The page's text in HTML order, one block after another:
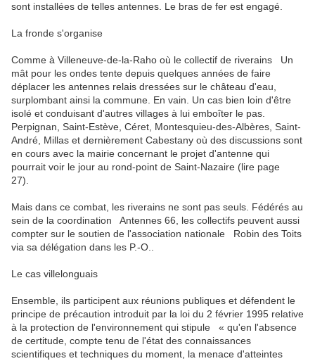
sont installées de telles antennes. Le bras de fer est engagé.
La fronde s'organise
Comme à Villeneuve-de-la-Raho où le collectif de riverains Un
mât pour les ondes tente depuis quelques années de faire
déplacer les antennes relais dressées sur le château d'eau,
surplombant ainsi la commune. En vain. Un cas bien loin d'être
isolé et conduisant d'autres villages à lui emboîter le pas.
Perpignan, Saint-Estève, Céret, Montesquieu-des-Albères, Saint-
André, Millas et dernièrement Cabestany où des discussions sont
en cours avec la mairie concernant le projet d'antenne qui
pourrait voir le jour au rond-point de Saint-Nazaire (lire page
27).
Mais dans ce combat, les riverains ne sont pas seuls. Fédérés au
sein de la coordination Antennes 66, les collectifs peuvent aussi
compter sur le soutien de l'association nationale Robin des Toits
via sa délégation dans les P.-O..
Le cas villelonguais
Ensemble, ils participent aux réunions publiques et défendent le
principe de précaution introduit par la loi du 2 février 1995 relative
à la protection de l'environnement qui stipule « qu'en l'absence
de certitude, compte tenu de l'état des connaissances
scientifiques et techniques du moment, la menace d'atteintes